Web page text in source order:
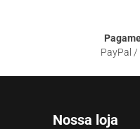
PayPal
Nossa loja